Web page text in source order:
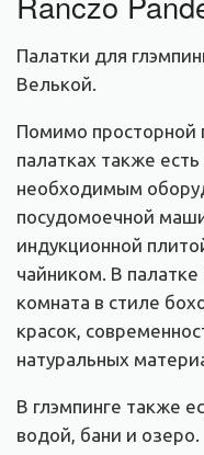
Палатки для
Велькой.
Помимо просторной
палатках также
необходимым
посудомоечной
индукционной
чайником. В палатке
комната в стиле
красок,
натуральных
В глэмпинге также
водой, бани и озеро.